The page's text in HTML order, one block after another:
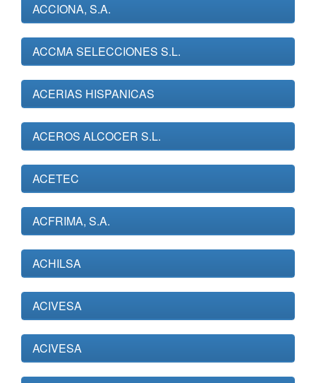
ACCIONA, S.A.
ACCMA SELECCIONES S.L.
ACERIAS HISPANICAS
ACEROS ALCOCER S.L.
ACETEC
ACFRIMA, S.A.
ACHILSA
ACIVESA
ACIVESA